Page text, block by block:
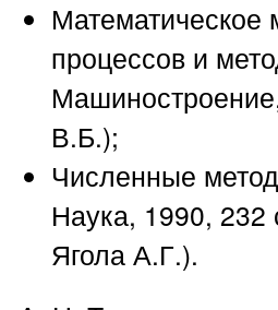
Математическое
процессов и
В.Б.);
Численные
Наука, 1990, 232
Ягола А.Г.).